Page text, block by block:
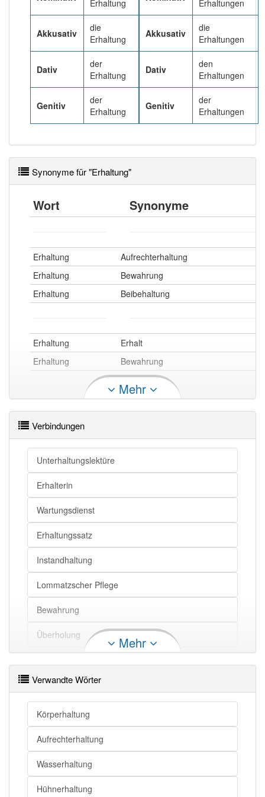
Häufigkeit: 6 von 10
Wörter mit Endung-erhaltungaber mit einem
anderen Artikeldie
korrekt erraten.
Erhaltung
Akkusativ
die
Erhaltung
Dativ
der
Erhaltung
Genitiv
der
Erhaltung
Erhaltungen
Akkusativ
die
Erhaltungen
Dativ
den
Erhaltungen
Genitiv
der
Erhaltungen
Synonyme für "Erhaltung"
Wort Synonyme
Erhaltung
Aufrechterhaltung
Erhaltung
Bewahrung
Erhaltung
Beibehaltung
Erhaltung
Erhalt
Erhaltung
Bewahrung
Erhaltung
Überholung
Erhaltung
Erhaltung
Pflege
Erhaltung
Erhaltung
Erhaltung
Unterhalt
Erhaltung openthesaurus
Mehr
Verbindungen
Unterhaltungslektüre
Erhalterin
Wartungsdienst
Erhaltungssatz
Instandhaltung
Lommatzscher Pflege
Bewahrung
Überholung
Aufrechterhaltung
Mehr
Verwandte Wörter
Körperhaltung
Aufrechterhaltung
Wasserhaltung
Hühnerhaltung